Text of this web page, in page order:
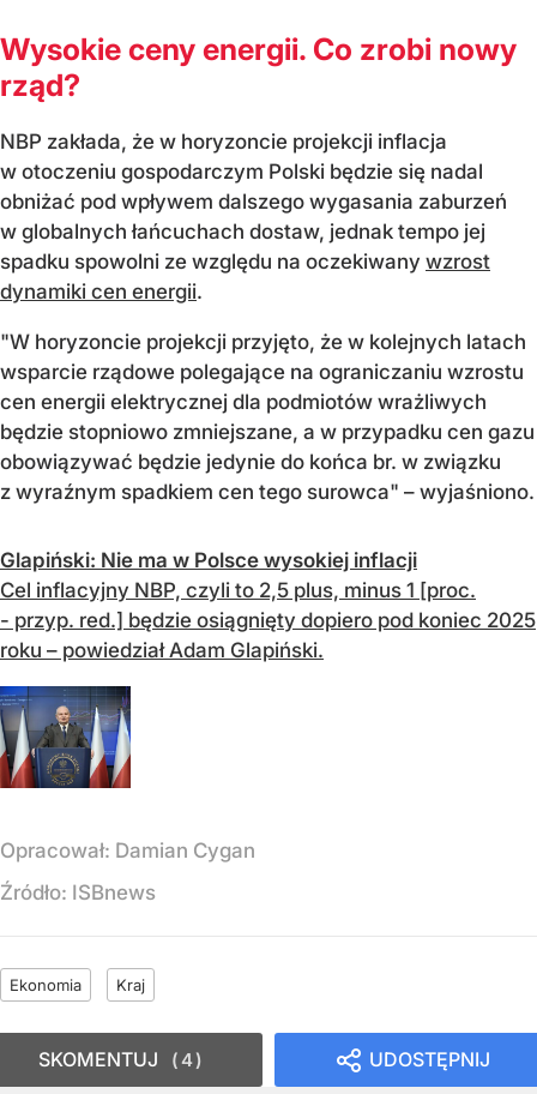
Wysokie ceny energii. Co zrobi nowy
rząd?
NBP zakłada, że w horyzoncie projekcji inflacja
w otoczeniu gospodarczym Polski będzie się nadal
obniżać pod wpływem dalszego wygasania zaburzeń
w globalnych łańcuchach dostaw, jednak tempo jej
spadku spowolni ze względu na oczekiwany wzrost
dynamiki cen energii.
"W horyzoncie projekcji przyjęto, że w kolejnych latach
wsparcie rządowe polegające na ograniczaniu wzrostu
cen energii elektrycznej dla podmiotów wrażliwych
będzie stopniowo zmniejszane, a w przypadku cen gazu
obowiązywać będzie jedynie do końca br. w związku
z wyraźnym spadkiem cen tego surowca" – wyjaśniono.
Glapiński: Nie ma w Polsce wysokiej inflacji
Cel inflacyjny NBP, czyli to 2,5 plus, minus 1 [proc.
- przyp. red.] będzie osiągnięty dopiero pod koniec 2025
roku – powiedział Adam Glapiński.
Opracował: Damian Cygan
Źródło: ISBnews
Ekonomia Kraj
UDOSTĘPNIJ
SKOMENTUJ 4